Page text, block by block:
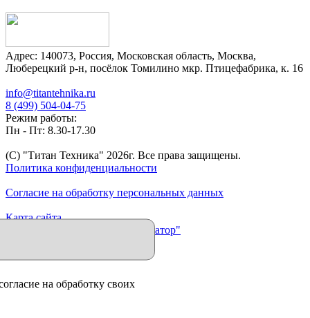
Адрес: 140073, Россия, Московская область, Москва,
Люберецкий р-н, посёлок Томилино мкр. Птицефабрика, к. 16
info@titantehnika.ru
8 (499) 504-04-75
Режим работы:
Пн - Пт: 8.30-17.30
(C) "Титан Техника" 2026г. Все права защищены.
Политика конфиденциальности
Согласие на обработку персональных данных
Карта сайта
Продвижение сайта "Иллюминатор"
на обработку своих